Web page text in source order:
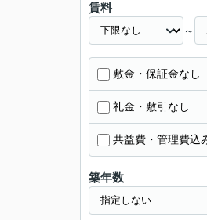
賃料
～
敷金・保証金なし
礼金・敷引なし
共益費・管理費込
築年数